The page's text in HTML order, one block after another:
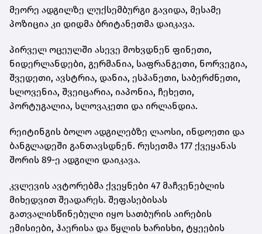
მეორე ადგილზე ლუქსემბურგი გავიდა, მესამე
პოზიცია კი დიდმა ბრიტანეთმა დაიკავა.
პირველ ოცეულში ასევე მოხვდნენ ფინეთი,
ნიდერლანდები, გერმანია, საფრანგეთი, ნორვეგია,
შვედეთი, ავსტრია, დანია, ესპანეთი, საბერძნეთი,
სლოვენია, შვეიცარია, იაპონია, ჩეხეთი,
პორტუგალია, სლოვაკეთი და ირლანდია.
რეიტინგის ბოლო ადგილებზე ლაოსი, ინდოეთი და
ბანგლადეში განთავსდნენ. რუსეთმა 177 ქვეყანას
შორის 89-ე ადგილი დაიკავა.
კვლევის ავტორებმა ქვეყნები 47 მაჩვენებლის
მიხედვით შეადარეს. შეფასებისას
გათვალისწინებული იყო სათბურის აირების
ემისიები, ჰაერისა და წყლის ხარისხი, ტყეების